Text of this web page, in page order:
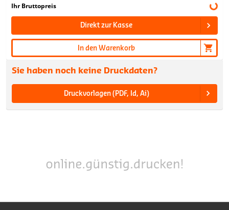
Ihr Bruttopreis
Direkt zur Kasse
In den Warenkorb
Sie haben noch keine Druckdaten?
Druckvorlagen (PDF, Id, Ai)